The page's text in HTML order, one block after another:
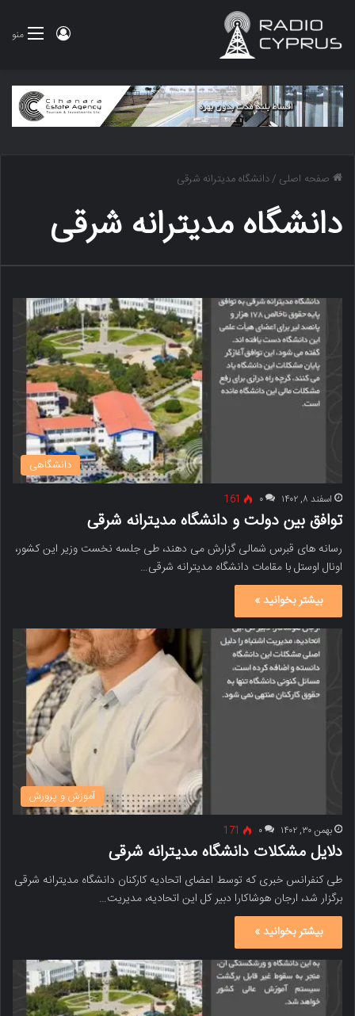
منو ورود
صفحه اصلی /دانشگاه مدیترانه شرقی
دانشگاه مدیترانه شرقی
دانشگاهی
اسفند ۸, ۱۴۰۲ ۰ 161
توافق بین دولت و دانشگاه مدیترانه شرقی
رسانه های قبرس شمالی گزارش می دهند، طی جلسه نخست وزیر این کشور،
اونال اوستل با مقامات دانشگاه مدیترانه شرقی…
بیشتر بخوانید »
آموزش و پرورش
بهمن ۳۰, ۱۴۰۲ ۰ 171
دلایل مشکلات دانشگاه مدیترانه شرقی
طی کنفرانس خبری که توسط اعضای اتحادیه کارکنان دانشگاه مدیترانه شرقی
برگزار شد، ارجان هوشاکارا دبیر کل این اتحادیه، مدیریت…
بیشتر بخوانید »